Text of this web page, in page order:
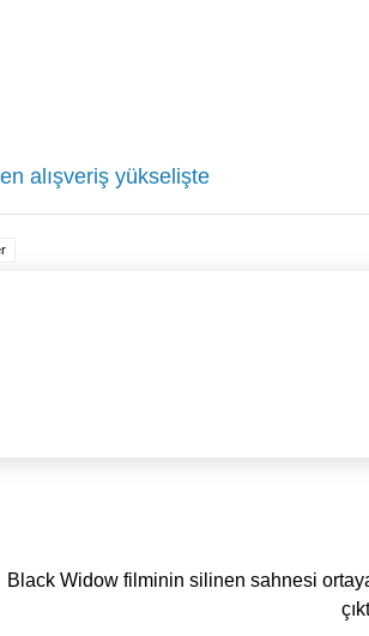
alışveriş yükselişte
Black Widow filminin silinen sahnesi